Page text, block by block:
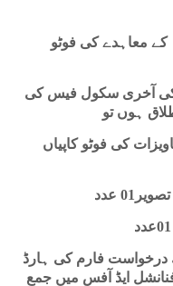
معاہدے کی فوٹو
کی آخری سکول فیس کی
ہوں تو
کی فوٹو کاپیاں
عدد 01
عدد01
درخواست فارم کی ہارڈ
ایڈ آفس میں جمع